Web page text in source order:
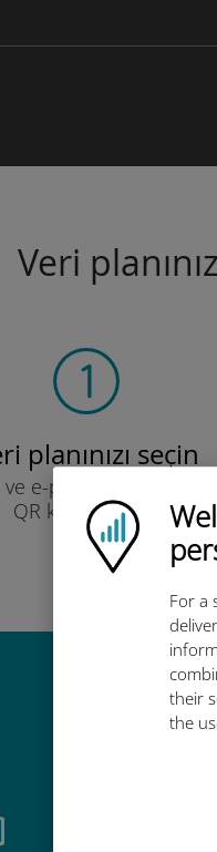
Ubigi logo
For a
their
the
Veri
planınızı seçin
ve e-posta yoluyla
QR kodu ile alın.
Hızlı!